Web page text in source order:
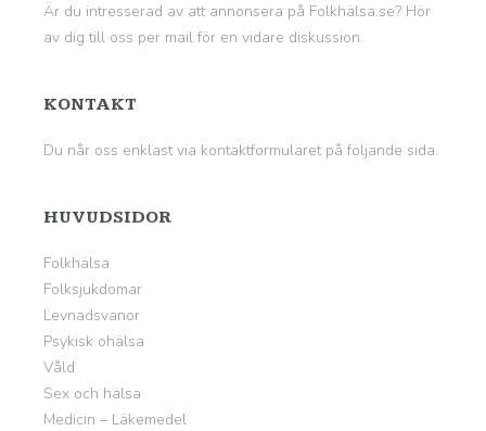
Är du intresserad av att annonsera på Folkhälsa.se? Hör
av dig till oss per mail för en vidare diskussion.
KONTAKT
Du når oss enklast via kontaktformuläret på följande sida.
HUVUDSIDOR
Folkhälsa
Folksjukdomar
Levnadsvanor
Psykisk ohälsa
Våld
Sex och hälsa
Medicin – Läkemedel